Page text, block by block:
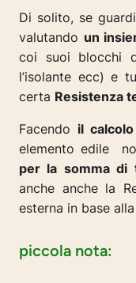
Di solito, se
valutando un
coi suoi blocchi
l’isolante ecc) e
certa Resistenza
Facendo il
elemento edile
per la somma di
anche anche la
esterna in base
piccola nota: